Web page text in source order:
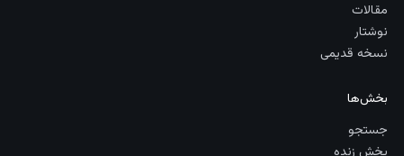
مقالات
نوشتار
نسخه قدیمی
بخش‌ها
جستجو